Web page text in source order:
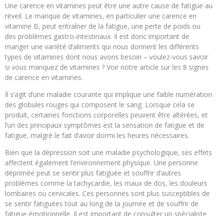
Une carence en vitamines peut être une autre cause de fatigue au
réveil. Le manque de vitamines, en particulier une carence en
vitamine B, peut entraîner de la fatigue, une perte de poids ou
des problèmes gastro-intestinaux. Il est donc important de
manger une variété d’aliments qui nous donnent les différents
types de vitamines dont nous avons besoin – voulez-vous savoir
si vous manquez de vitamines ? Voir notre article sur les 8 signes
de carence en vitamines.
Il s’agit d’une maladie courante qui implique une faible numération
des globules rouges qui composent le sang. Lorsque cela se
produit, certaines fonctions corporelles peuvent être altérées, et
l’un des principaux symptômes est la sensation de fatigue et de
fatigue, malgré le fait d’avoir dormi les heures nécessaires.
Bien que la dépression soit une maladie psychologique, ses effets
affectent également l’environnement physique. Une personne
déprimée peut se sentir plus fatiguée et souffrir d’autres
problèmes comme la tachycardie, les maux de dos, les douleurs
lombaires ou cervicales. Ces personnes sont plus susceptibles de
se sentir fatiguées tout au long de la journée et de souffrir de
fatigue émotionnelle. Il est important de consulter un spécialiste